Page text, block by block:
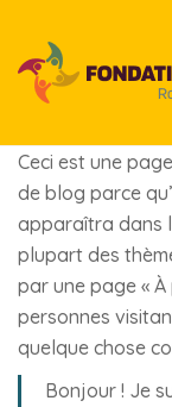
Ceci est une
de blog parce
apparaîtra dans
plupart des
par une page «
personnes
quelque chose
Bonjour ! Je